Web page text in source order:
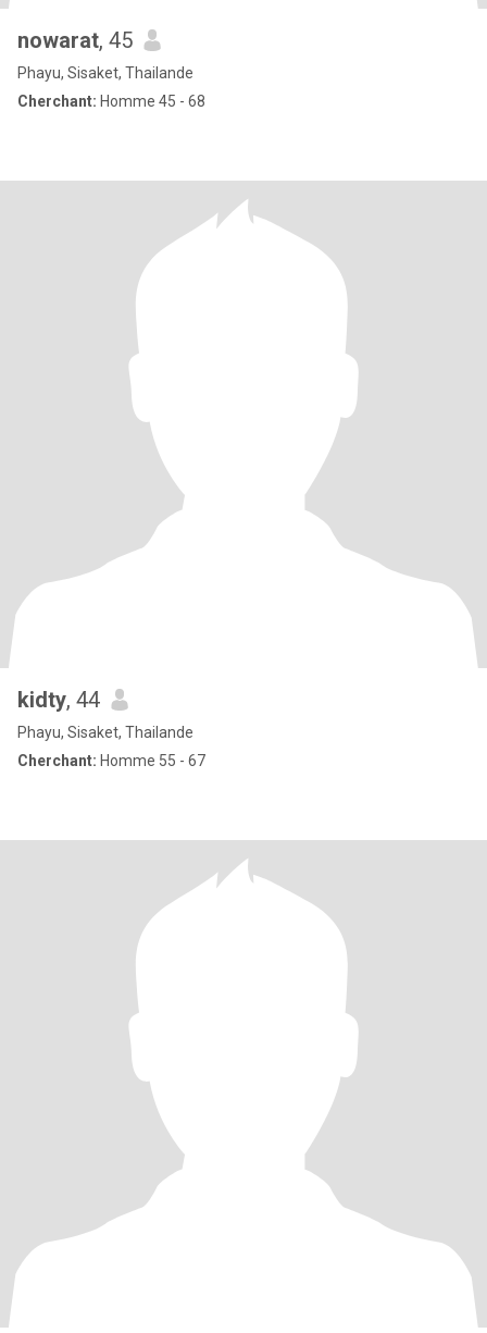
nowarat, 45
Phayu, Sisaket, Thailande
Cherchant: Homme 45 - 68
kidty, 44
Phayu, Sisaket, Thailande
Cherchant: Homme 55 - 67